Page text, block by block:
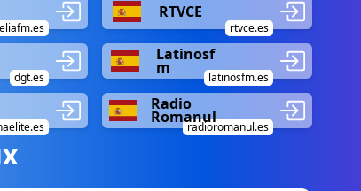
RTVCE
rtvce.es
dgt.es
Latinosf
m
latinosfm.es
Radio
Romanul
radioromanul.es